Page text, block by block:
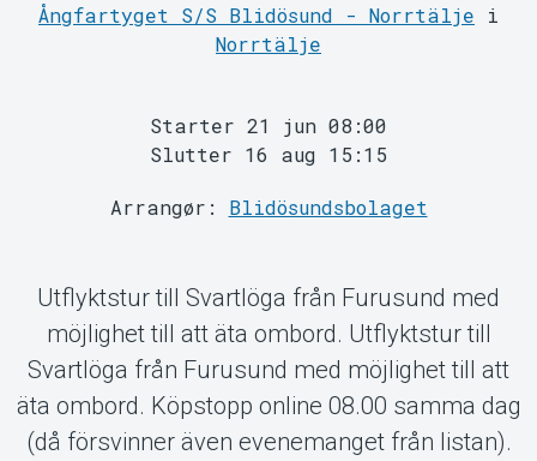
Support
Ångfartyget S/S Blidösund - Norrtälje i
Norrtälje
Starter 21 jun 08:00
Slutter 16 aug 15:15
Arrangør: Blidösundsbolaget
Utflyktstur till Svartlöga från Furusund med
möjlighet till att äta ombord. Utflyktstur till
Svartlöga från Furusund med möjlighet till att
äta ombord. Köpstopp online 08.00 samma dag
(då försvinner även evenemanget från listan).